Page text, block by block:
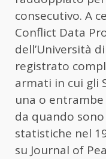
consecutivo. A
Conflict Data
dell’Università
registrato
armati in cui gli
una o
da quando
statistiche nel
su Journal of